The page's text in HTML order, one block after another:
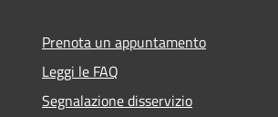
Prenota un appuntamento
Leggi le FAQ
Segnalazione disservizio